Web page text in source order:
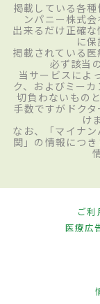
掲載している各
ンパニー株式
出来るだけ正確
に
掲載されている
必ず該当
当サービスによ
ク、およびミー
切負わないもの
手数ですがドク
け
なお、「マイナ
関」の情報につ
ご利
医療広